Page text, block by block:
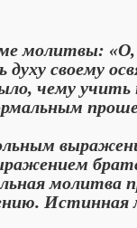
«О,
духу своему
чему учить
молитва